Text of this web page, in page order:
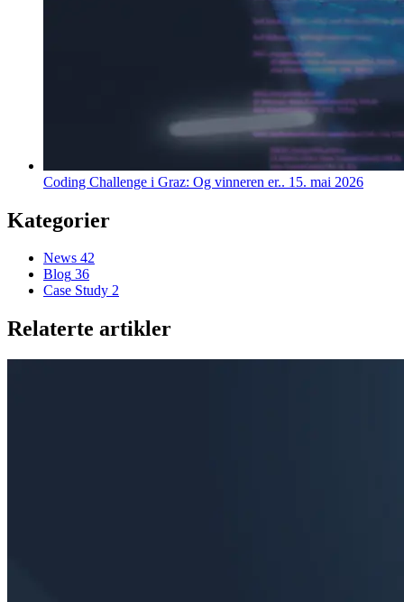
Coding Challenge i Graz: Og vinneren er.. 15. mai 2026
Kategorier
News 42
Blog 36
Case Study 2
Relaterte artikler